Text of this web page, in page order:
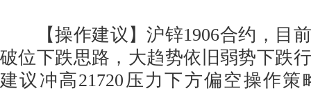
【操作建议】沪锌1906合约，目
破位下跌思路，大趋势依旧弱势下跌
建议冲高21720压力下方偏空操作